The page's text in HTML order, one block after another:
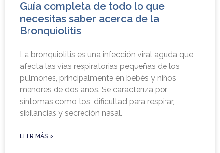
Guía completa de todo lo que
necesitas saber acerca de la
Bronquiolitis
La bronquiolitis es una infección viral aguda que
afecta las vías respiratorias pequeñas de los
pulmones, principalmente en bebés y niños
menores de dos años. Se caracteriza por
síntomas como tos, dificultad para respirar,
sibilancias y secreción nasal.
LEER MÁS »